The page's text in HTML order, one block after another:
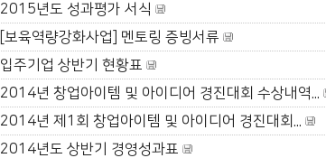
2015년도 성과평가 서식
[보육역량강화사업] 멘토링 증빙서류
입주기업 상반기 현황표
2014년 창업아이템 및 아이디어 경진대회 수상내역...
2014년 제1회 창업아이템 및 아이디어 경진대회...
2014년도 상반기 경영성과표